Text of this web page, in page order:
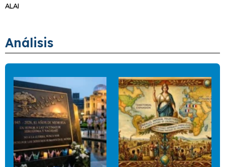
ALAI
Análisis